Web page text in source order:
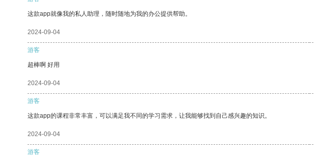
这款app就像我的私人助理，随时随地为我的办公提供帮助。
2024-09-04
游客
超棒啊 好用
2024-09-04
游客
这款app的课程非常丰富，可以满足我不同的学习需求，让我能够找到自己感兴趣的知识。
2024-09-04
游客